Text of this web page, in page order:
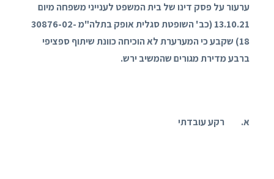
ערעור על פסק דינו של בית המשפט לענייני משפחה מיום
13.10.21 (כב' השופטת סגלית אופק בתלה"מ 30876-02-
18) שקבע כי המערערת לא הוכיחה כוונת שיתוף ספציפי
ברבע מדירת מגורים שהמשיב ירש.
א. רקע עובדתי